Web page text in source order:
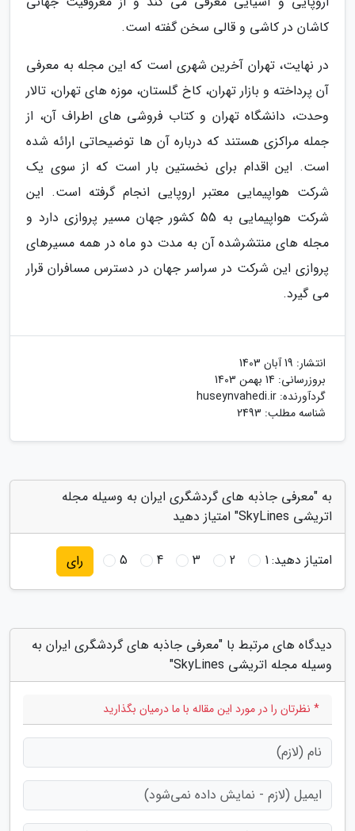
کاشان در کاشی و قالی سخن گفته است.
در نهایت، تهران آخرین شهری است که این مجله به معرفی
آن پرداخته و بازار تهران، کاخ گلستان، موزه های تهران، تالار
وحدت، دانشگاه تهران و کتاب فروشی های اطراف آن، از
جمله مراکزی هستند که درباره آن ها توضیحاتی ارائه شده
است. این اقدام برای نخستین بار است که از سوی یک
شرکت هواپیمایی معتبر اروپایی انجام گرفته است. این
شرکت هواپیمایی به 55 کشور جهان مسیر پروازی دارد و
مجله های منتشرشده آن به مدت دو ماه در همه مسیرهای
پروازی این شرکت در سراسر جهان در دسترس مسافران قرار
می گیرد.
انتشار: 19 آبان 1403
بروزرسانی: 14 بهمن 1403
گردآورنده: huseynvahedi.ir
شناسه مطلب: 2493
به "معرفی جاذبه های گردشگری ایران به وسیله مجله
اتریشی SkyLines" امتیاز دهید
امتیاز دهید:1
2
3
4
5 رای
دیدگاه های مرتبط با "معرفی جاذبه های گردشگری ایران به
وسیله مجله اتریشی SkyLines"
* نظرتان را در مورد این مقاله با ما درمیان بگذارید